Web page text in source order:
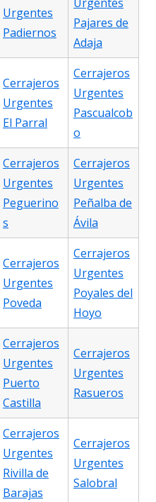
Urgentes
Padiernos
Pajares de
Adaja
Cerrajeros
Urgentes
El Parral
Cerrajeros
Urgentes
Pascualcob
o
Cerrajeros
Urgentes
Peguerino
s
Cerrajeros
Urgentes
Peñalba de
Ávila
Cerrajeros
Urgentes
Poveda
Cerrajeros
Urgentes
Poyales del
Hoyo
Cerrajeros
Urgentes
Puerto
Castilla
Cerrajeros
Urgentes
Rasueros
Cerrajeros
Urgentes
Rivilla de
Barajas
Cerrajeros
Urgentes
Salobral